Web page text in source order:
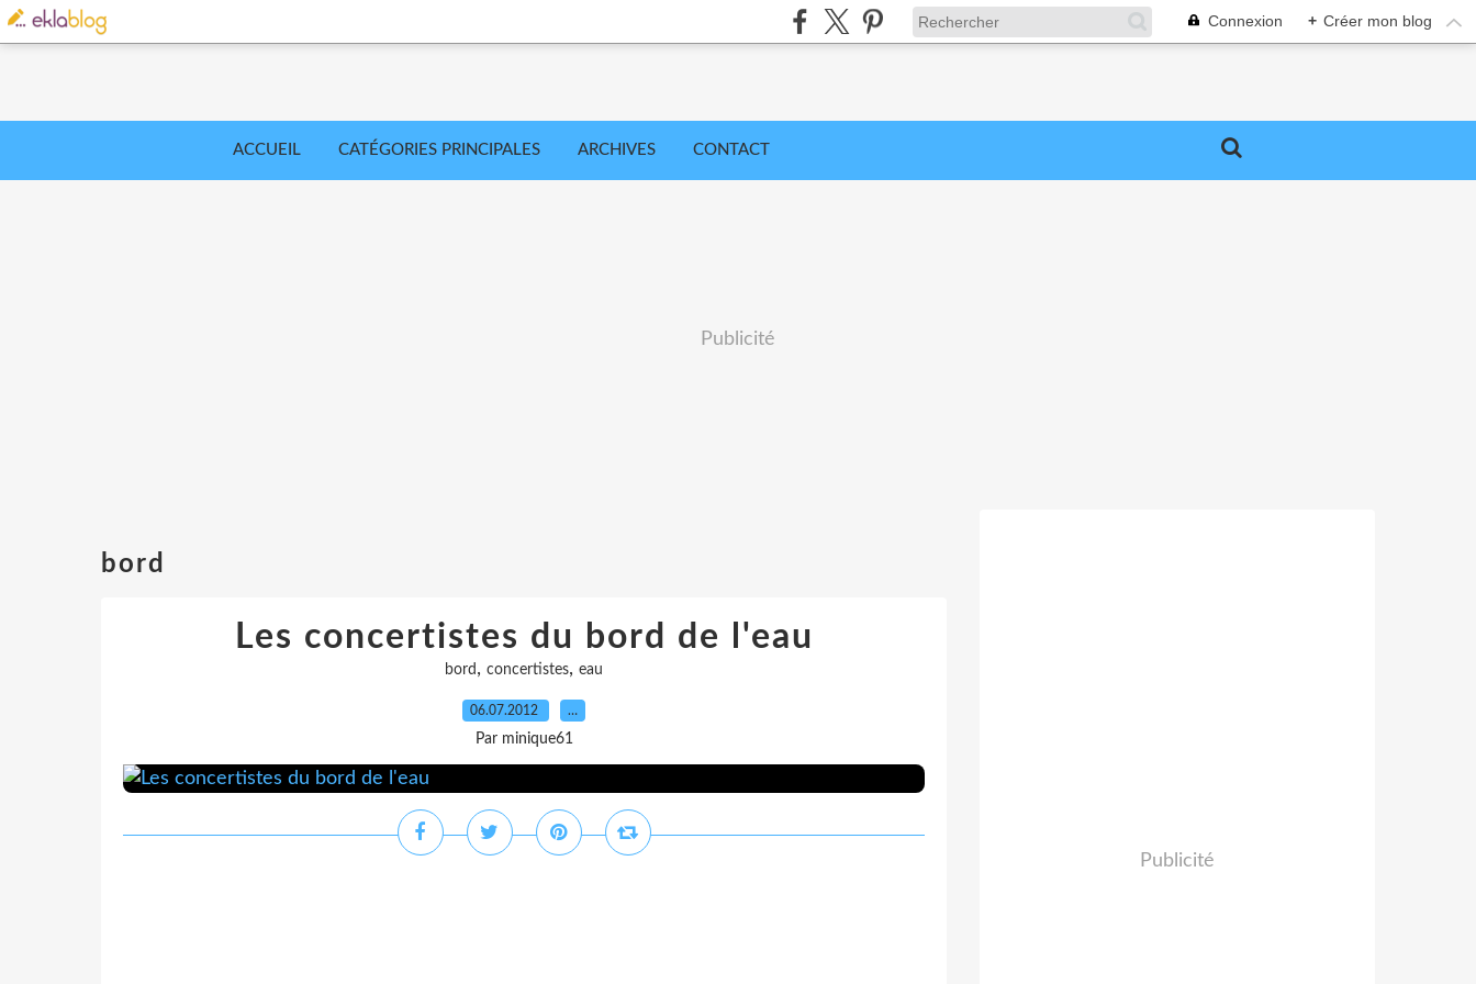
Connexion + Créer mon blog
ACCUEIL CATÉGORIES PRINCIPALES ARCHIVES CONTACT
Publicité
bord
Les concertistes du bord de l'eau
bord , concertistes, eau
06.07.2012 …
Par minique61
Publicité